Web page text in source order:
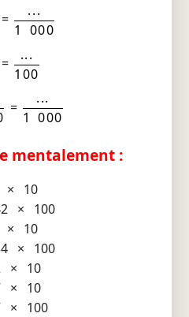
=
...
1 000
=
...
100
=
...
1 000
mentalement :
× 10
× 100
× 10
× 100
× 10
× 10
× 100